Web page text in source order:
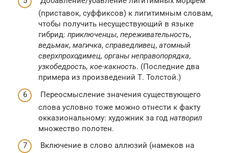
(приставок, суффиксов) к лигитимным словам,
чтобы получить несуществующий в языке
гибрид: приключенцы, переживательность,
ведьмак, магичка, справедливец, атомный
сверхпроходимец, органы неправопорядка,
узкобедрость, кое-какность. (Последние два
примера из произведений Т. Толстой.)
Переосмысление значения существующего
слова условно тоже можно отнести к факту
окказиональному: художник за год натворил
множество полотен.
Включение в слово аллюзий (намеков на